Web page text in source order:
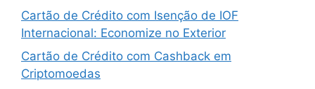
Cartão de Crédito com Isenção de IOF
Internacional: Economize no Exterior
Cartão de Crédito com Cashback em
Criptomoedas